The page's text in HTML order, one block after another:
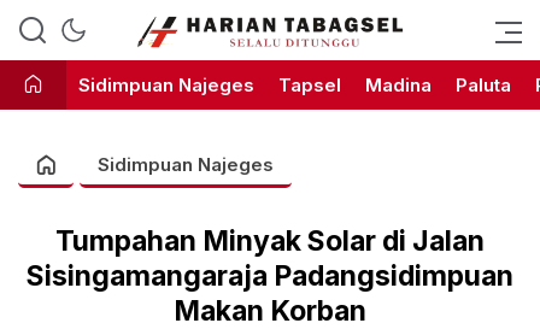
Harian Tabagsel
Harian Tabagsel Official Website
Sidimpuan Najeges
Tapsel Madina Paluta
Sidimpuan Najeges
Tumpahan Minyak Solar di Jalan
Sisingamangaraja Padangsidimpuan
Makan Korban